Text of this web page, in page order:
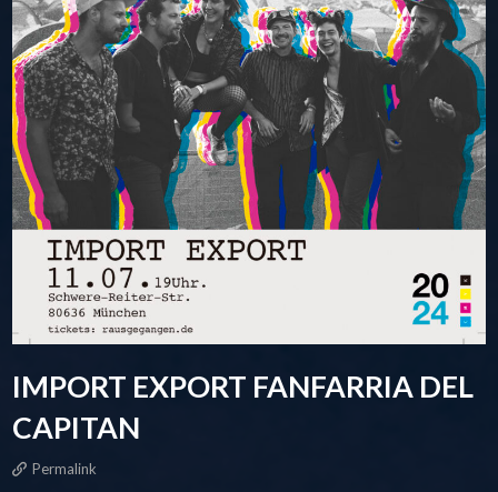
IMPORT EXPORT FANFARRIA DEL
CAPITAN
Permalink